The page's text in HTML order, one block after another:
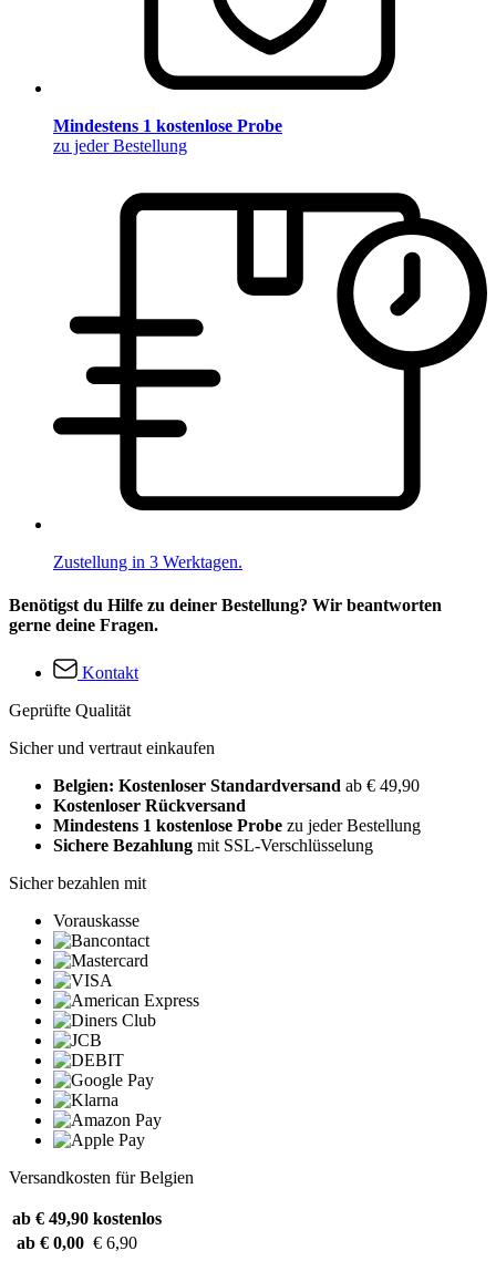
Mindestens 1 kostenlose Probe
zu jeder Bestellung
Zustellung in 3 Werktagen.
Benötigst du Hilfe zu deiner Bestellung? Wir beantworten
gerne deine Fragen.
Kontakt
Geprüfte Qualität
Sicher und vertraut einkaufen
Belgien: Kostenloser Standardversand ab € 49,90
Kostenloser Rückversand
Mindestens 1 kostenlose Probe zu jeder Bestellung
Sichere Bezahlung mit SSL-Verschlüsselung
Sicher bezahlen mit
Vorauskasse
Versandkosten für Belgien
ab € 49,90 kostenlos
ab € 0,00 € 6,90